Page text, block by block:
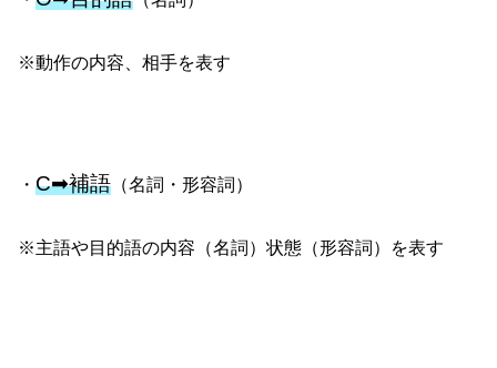
※動作の内容、相手を表す
・C➡補語 （名詞・形容詞）
※主語や目的語の内容（名詞）状態（形容詞）を表す